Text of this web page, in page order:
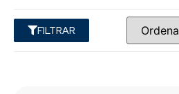
FILTRAR